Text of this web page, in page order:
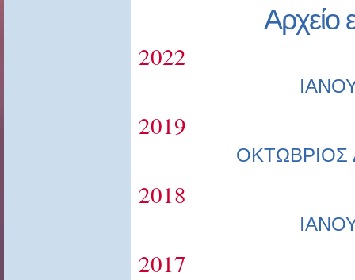
Αρχείο
2022
2019
ΟΚΤΩΒΡΙΟΣ
2018
2017